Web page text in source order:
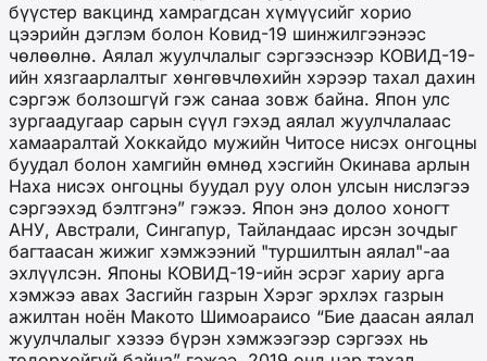
бүүстер вакцинд хамрагдсан хүмүүсийг хорио
цээрийн дэглэм болон Ковид-19 шинжилгээнээс
чөлөөлнө. Аялал жуулчлалыг сэргээснээр КОВИД-19-
ийн хязгаарлалтыг хөнгөвчлөхийн хэрээр тахал дахин
сэргэж болзошгүй гэж санаа зовж байна. Япон улс
зургаадугаар сарын сүүл гэхэд аялал жуулчлалаас
хамааралтай Хоккайдо мужийн Читосе нисэх онгоцны
буудал болон хамгийн өмнөд хэсгийн Окинава арлын
Наха нисэх онгоцны буудал руу олон улсын нислэгээ
сэргээхэд бэлтгэнэ” гэжээ. Япон энэ долоо хоногт
АНУ, Австрали, Сингапур, Тайландаас ирсэн зочдыг
багтаасан жижиг хэмжээний "туршилтын аялал"-аа
эхлүүлсэн. Японы КОВИД-19-ийн эсрэг хариу арга
хэмжээ авах Засгийн газрын Хэрэг эрхлэх газрын
ажилтан ноён Макото Шимоараисо “Бие даасан аялал
жуулчлалыг хэзээ бүрэн хэмжээгээр сэргээх нь